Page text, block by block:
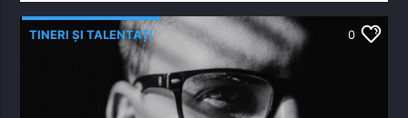
TINERI ȘI TALENTAȚI 0